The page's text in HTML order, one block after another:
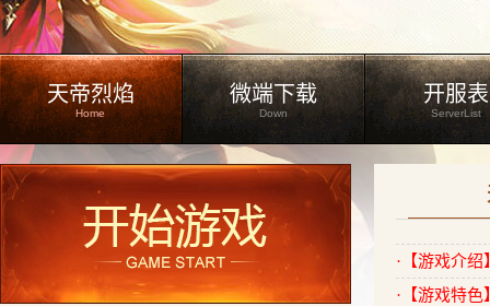
天帝烈焰
Home
微端下载
Down
开服表
ServerList
·【游戏介绍
·【游戏特